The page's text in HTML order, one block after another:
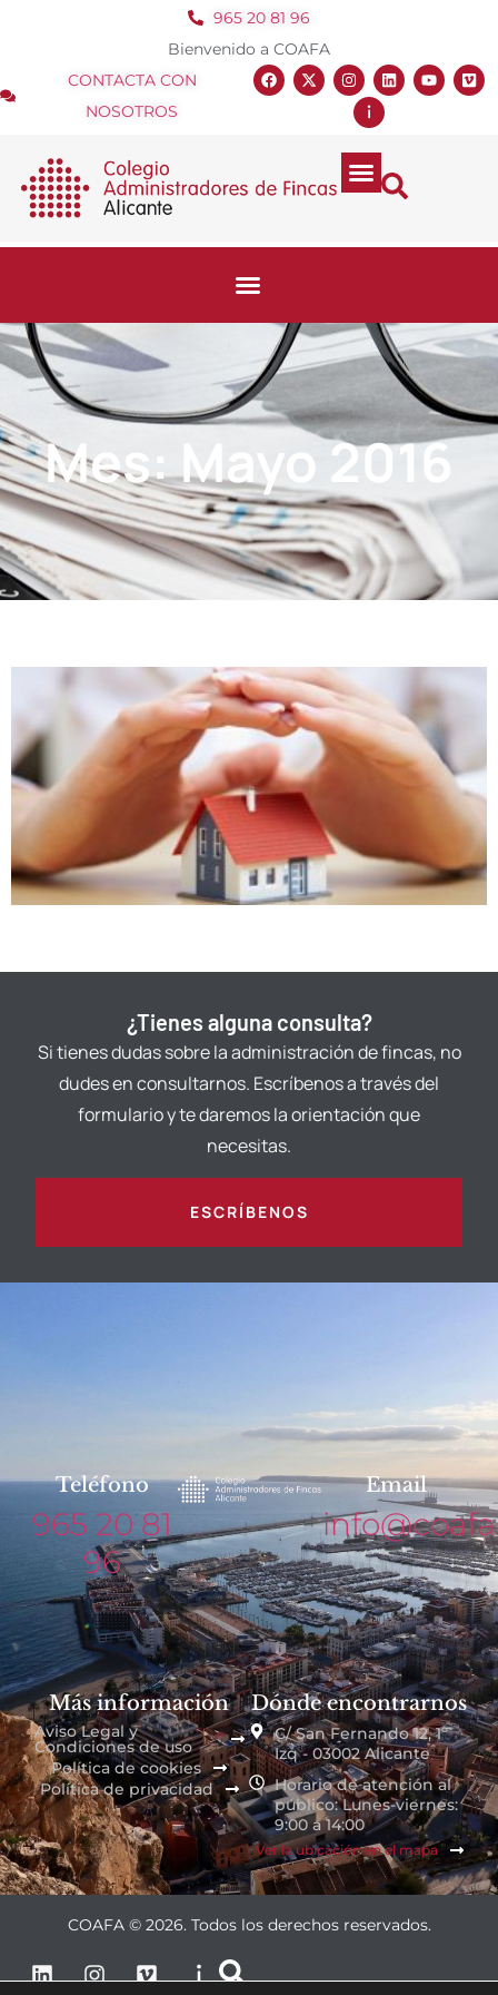
965 20 81 96
Bienvenido a COAFA
CONTACTA CON
NOSOTROS
Mes: Mayo 2016
¿Tienes alguna consulta?
Si tienes dudas sobre la administración de fincas, no
dudes en consultarnos. Escríbenos a través del
formulario y te daremos la orientación que
necesitas.
ESCRÍBENOS
Teléfono
965 20 81
96
Email
Más información
Aviso Legal y
Condiciones de uso
Política de cookies
Política de privacidad
Dónde encontrarnos
C/ San Fernando 12, 1º
Izq - 03002 Alicante
Horario de atención al
público: Lunes-viernes:
9:00 a 14:00
Ver la ubicación en el mapa
COAFA © 2026. Todos los derechos reservados.